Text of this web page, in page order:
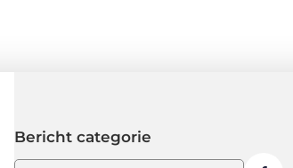
Bericht categorie